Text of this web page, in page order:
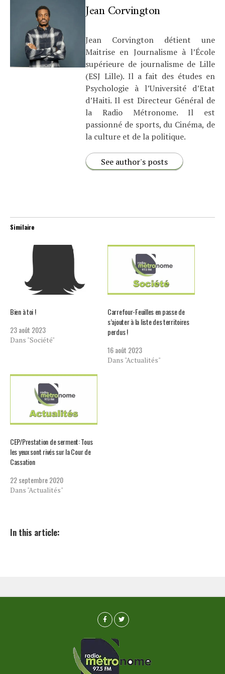
Jean Corvington
Jean Corvington détient une
Maitrise en Journalisme à l’École
supérieure de journalisme de Lille
(ESJ Lille). Il a fait des études en
Psychologie à l’Université d’Etat
d’Haiti. Il est Directeur Général de
la Radio Métronome. Il est
passionné de sports, du Cinéma, de
la culture et de la politique.
See author's posts
Similaire
Bien à toi !
23 août 2023
Dans "Société"
Carrefour-Feuilles en passe de
s’ajouter à la liste des territoires
perdus !
16 août 2023
Dans "Actualités"
CEP/Prestation de serment: Tous
les yeux sont rivés sur la Cour de
Cassation
22 septembre 2020
Dans "Actualités"
In this article: